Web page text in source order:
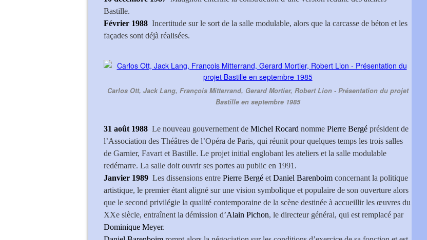
Bastille.
Février 1988 Incertitude sur le sort de la salle modulable, alors que la carcasse de béton et les
façades sont déjà réalisées.
Carlos Ott, Jack Lang, François Mitterrand, Gerard Mortier, Robert Lion - Présentation du projet
Bastille en septembre 1985
31 août 1988 Le nouveau gouvernement de Michel Rocard nomme Pierre Bergé président de
l’Association des Théâtres de l’Opéra de Paris, qui réunit pour quelques temps les trois salles
de Garnier, Favart et Bastille. Le projet initial englobant les ateliers et la salle modulable
redémarre. La salle doit ouvrir ses portes au public en 1991.
Janvier 1989 Les dissensions entre Pierre Bergé et Daniel Barenboim concernant la politique
artistique, le premier étant aligné sur une vision symbolique et populaire de son ouverture alors
que le second privilégie la qualité contemporaine de la scène destinée à accueillir les œuvres du
XXe siècle, entraînent la démission d’Alain Pichon, le directeur général, qui est remplacé par
Dominique Meyer.